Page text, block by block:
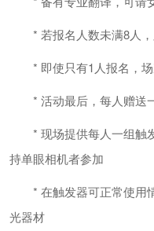
* 若报名人数未满8人
* 即使只有1人报名，
* 活动最后，每人赠送
* 现场提供每人一组触
持单眼相机者参加
* 在触发器可正常使用
光器材